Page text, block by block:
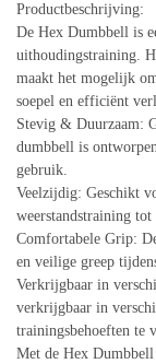
Productbeschrijving:
De Hex Dumbbell is
uithoudingstraining.
maakt het mogelijk
soepel en efficiënt
Stevig & Duurzaam:
dumbbell is
gebruik.
Veelzijdig: Geschikt
weerstandstraining
Comfortabele Grip:
en veilige greep
Verkrijgbaar in
verkrijgbaar in
trainingsbehoeften te
Met de Hex